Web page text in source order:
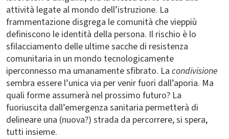
attività legate al mondo dell’istruzione. La
frammentazione disgrega le comunità che vieppiù
definiscono le identità della persona. Il rischio è lo
sfilacciamento delle ultime sacche di resistenza
comunitaria in un mondo tecnologicamente
iperconnesso ma umanamente sfibrato. La condivisione
sembra essere l’unica via per venir fuori dall’aporia. Ma
quali forme assumerà nel prossimo futuro? La
fuoriuscita dall’emergenza sanitaria permetterà di
delineare una (nuova?) strada da percorrere, si spera,
tutti insieme.